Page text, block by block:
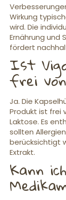
Wirkung
wird. Die
Ernährung und
fördert
Ist
frei von
Ja. Die
Produkt ist frei
Laktose. Es
sollten
berücksichtigt
Extrakt.
Kann